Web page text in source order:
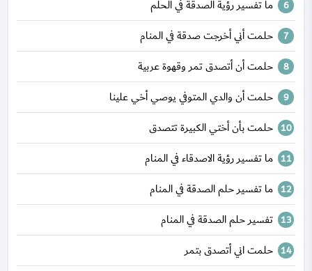
ما تفسير رؤية الصدقة في الحلم
حلمت أني أخرجت صدقة في المنام
حلمت أن أتصدق تمر وقهوة عربية
حلمت أن والدي المتوفي يوصي أخي علينا
حلمت بأن أختي الكبيرة تتصدق
ما تفسير رؤية الاصدقاء في المنام
ما تفسير حلم الصدقة في المنام
تفسير حلم الصدقة في المنام
حلمت اني أتصدق بتمر